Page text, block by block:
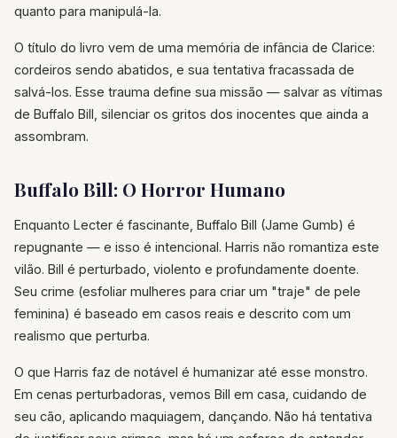
quanto para manipulá-la.
O título do livro vem de uma memória de infância de Clarice:
cordeiros sendo abatidos, e sua tentativa fracassada de
salvá-los. Esse trauma define sua missão — salvar as vítimas
de Buffalo Bill, silenciar os gritos dos inocentes que ainda a
assombram.
Buffalo Bill: O Horror Humano
Enquanto Lecter é fascinante, Buffalo Bill (Jame Gumb) é
repugnante — e isso é intencional. Harris não romantiza este
vilão. Bill é perturbado, violento e profundamente doente.
Seu crime (esfoliar mulheres para criar um "traje" de pele
feminina) é baseado em casos reais e descrito com um
realismo que perturba.
O que Harris faz de notável é humanizar até esse monstro.
Em cenas perturbadoras, vemos Bill em casa, cuidando de
seu cão, aplicando maquiagem, dançando. Não há tentativa